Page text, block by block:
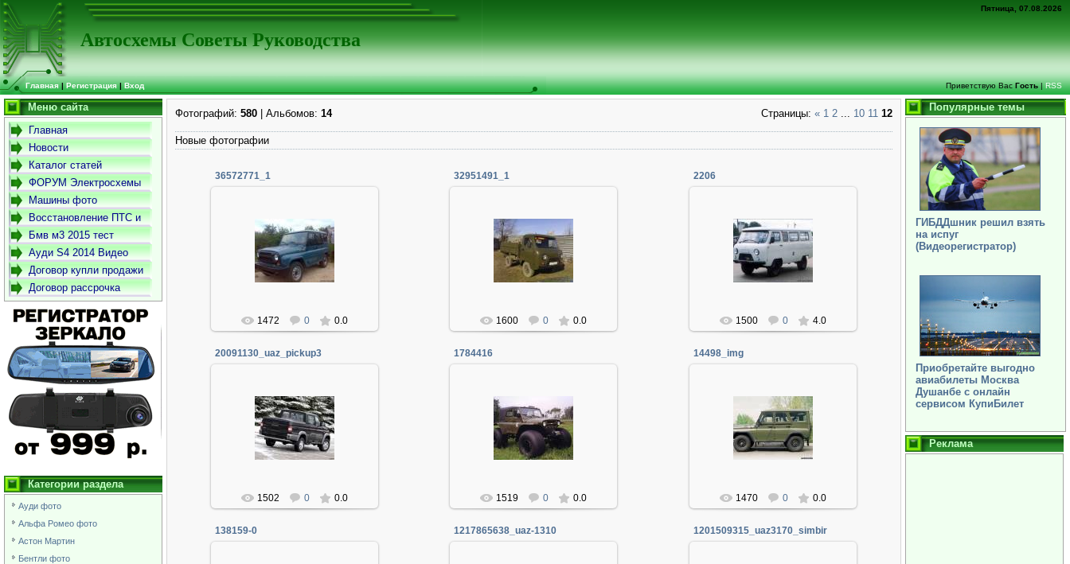
Пятница, 07.08.2026
Автосхемы Советы Руководства
Главная|Регистрация|Вход Приветствую Вас Гость|RSS
Меню сайта
Главная
Новости
Каталог статей
ФОРУМ Электросхемы
-Советы- Руководства
Машины фото
Восстановление ПТС и
СТСБмв м3 2015 тест
драйвАуди S4 2014 Видео
Договор купли продажи
автомобиля
Договор рассрочка
Категории раздела
Ауди фото
Альфа Ромео фото
Астон Мартин
Бентли фото
Фотографий: 580 | Альбомов: 14 Страницы: « 1 2 ... 10 11 12
Новые фотографии
36572771_1
06.01.2014
Админ
1472 0 0.0
32951491_1
06.01.2014
Админ
1600 0 0.0
2206
06.01.2014
Админ
1500 0 4.0
20091130_uaz_pickup3
06.01.2014
Админ
1502 0 0.0
1784416
06.01.2014
Админ
1519 0 0.0
14498_img
06.01.2014
Админ
1470 0 0.0
138159-0 1217865638_uaz-1310 1201509315_uaz3170_simbir
Популярные темы
ГИБДДшник решил взять
на испуг
(Видеорегистратор)
Приобретайте выгодно
авиабилеты Москва
Душанбе с онлайн
сервисом КупиБилет
Реклама